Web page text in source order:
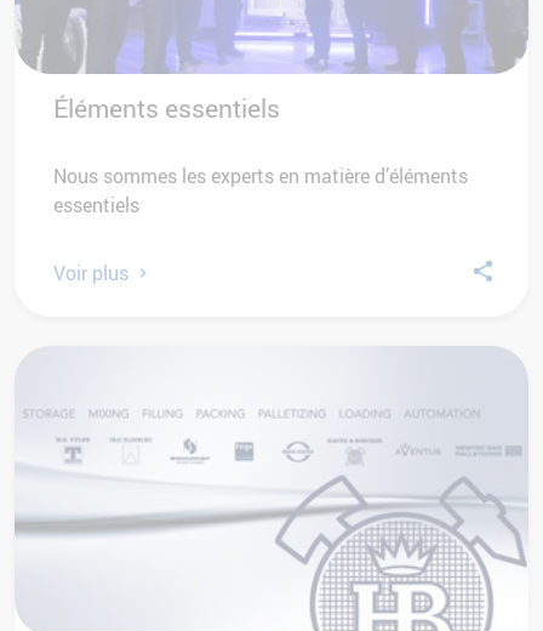
Éléments essentiels
Nous sommes les experts en matière d’éléments
essentiels
Voir plus